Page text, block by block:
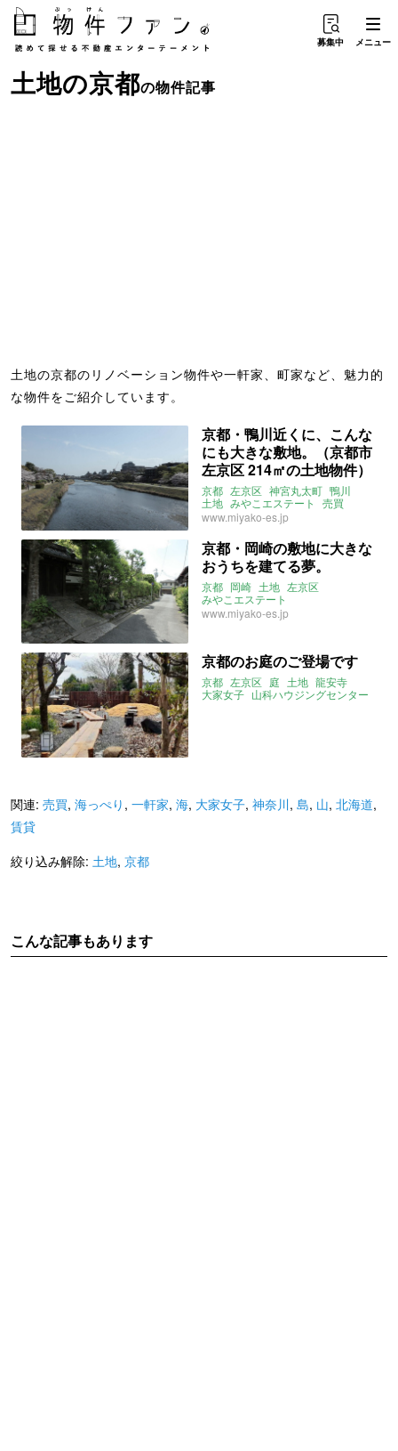
募集中 メニュー
土地の京都の物件記事
土地の京都のリノベーション物件や一軒家、町家など、魅力的
な物件をご紹介しています。
京都・鴨川近くに、こんな
にも大きな敷地。（京都市
左京区 214㎡の土地物件）
京都 左京区 神宮丸太町 鴨川
土地 みやこエステート
売買
www.miyako-es.jp
京都・岡崎の敷地に大きな
おうちを建てる夢。
京都 岡崎 土地 左京区
みやこエステート
www.miyako-es.jp
京都のお庭のご登場です
京都 左京区 庭 土地 龍安寺
大家女子 山科ハウジングセンター
関連: 売買, 海っぺり , 一軒家, 海, 大家女子, 神奈川, 島, 山, 北海道,
賃貸
絞り込み解除: 土地, 京都
こんな記事もあります